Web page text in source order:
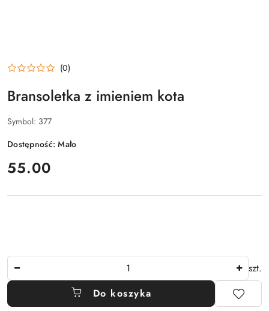
(0)
Bransoletka z imieniem kota
Symbol: 377
Dostępność:Mało
cena:
55.00
szt.
Do koszyka